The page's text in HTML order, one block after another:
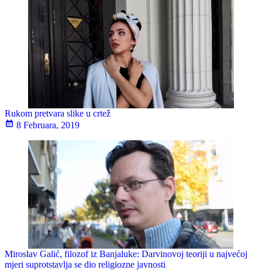
Rukom pretvara slike u crtež
8 Februara, 2019
Miroslav Galić, filozof iz Banjaluke: Darvinovoj teoriji u najvećoj
mjeri suprotstavlja se dio religiozne javnosti